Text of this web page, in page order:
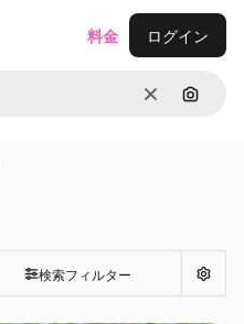
消去 画像で
料金 ログイン
検索フィルター